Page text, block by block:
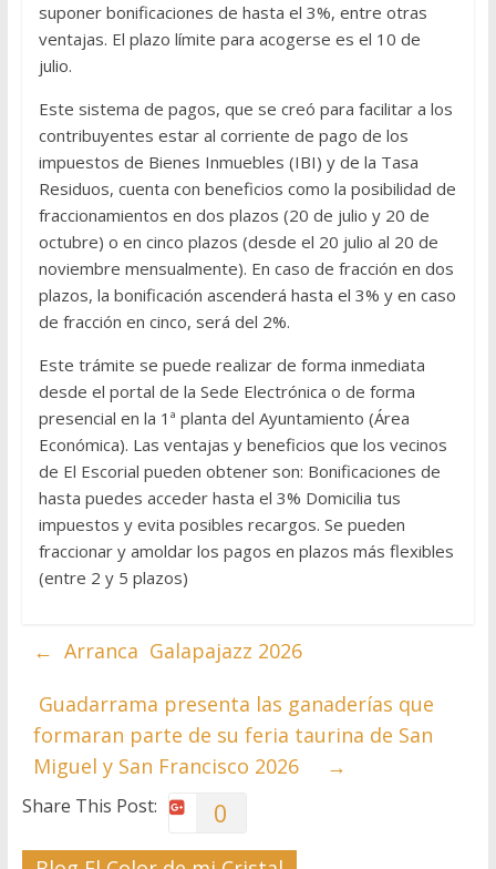
suponer bonificaciones de hasta el 3%, entre otras
ventajas. El plazo límite para acogerse es el 10 de
julio.
Este sistema de pagos, que se creó para facilitar a los
contribuyentes estar al corriente de pago de los
impuestos de Bienes Inmuebles (IBI) y de la Tasa
Residuos, cuenta con beneficios como la posibilidad de
fraccionamientos en dos plazos (20 de julio y 20 de
octubre) o en cinco plazos (desde el 20 julio al 20 de
noviembre mensualmente). En caso de fracción en dos
plazos, la bonificación ascenderá hasta el 3% y en caso
de fracción en cinco, será del 2%.
Este trámite se puede realizar de forma inmediata
desde el portal de la Sede Electrónica o de forma
presencial en la 1ª planta del Ayuntamiento (Área
Económica). Las ventajas y beneficios que los vecinos
de El Escorial pueden obtener son: Bonificaciones de
hasta puedes acceder hasta el 3% Domicilia tus
impuestos y evita posibles recargos. Se pueden
fraccionar y amoldar los pagos en plazos más flexibles
(entre 2 y 5 plazos)
← Arranca Galapajazz 2026
Guadarrama presenta las ganaderías que
formaran parte de su feria taurina de San
Miguel y San Francisco 2026
→
Share This Post: 0